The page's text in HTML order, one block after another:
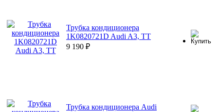
Трубка кондиционера
1K0820721D Audi A3, TT
9 190 ₽
Трубка кондиционера Audi